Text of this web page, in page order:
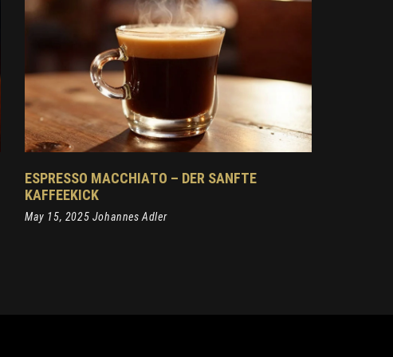
ESPRESSO MACCHIATO – DER SANFTE
KAFFEEKICK
May 15, 2025 Johannes Adler